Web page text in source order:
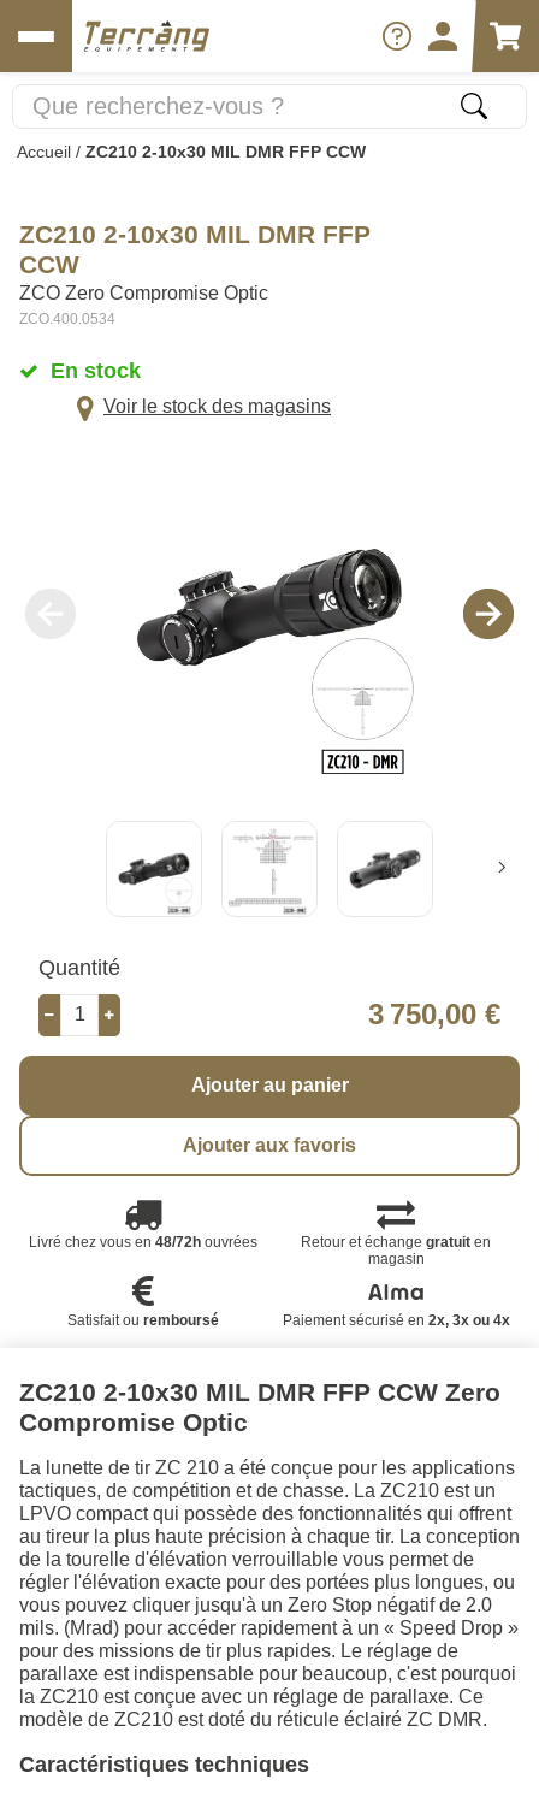
Accueil / ZC210 2-10x30 MIL DMR FFP CCW
ZC210 2-10x30 MIL DMR FFP
CCW
ZCO Zero Compromise Optic
ZCO.400.0534
En stock
Voir le stock des magasins
Quantité
3 750,00 €
Ajouter au panier
Ajouter aux favoris
Livré chez vous en 48/72houvrées Retour et échangegratuit en
magasin
Satisfait ou remboursé Paiement sécurisé en 2x, 3x ou 4x
ZC210 2-10x30 MIL DMR FFP CCW Zero
Compromise Optic
La lunette de tir ZC 210 a été conçue pour les applications
tactiques, de compétition et de chasse. La ZC210 est un
LPVO compact qui possède des fonctionnalités qui offrent
au tireur la plus haute précision à chaque tir. La conception
de la tourelle d'élévation verrouillable vous permet de
régler l'élévation exacte pour des portées plus longues, ou
vous pouvez cliquer jusqu'à un Zero Stop négatif de 2.0
mils. (Mrad) pour accéder rapidement à un « Speed Drop »
pour des missions de tir plus rapides. Le réglage de
parallaxe est indispensable pour beaucoup, c'est pourquoi
la ZC210 est conçue avec un réglage de parallaxe. Ce
modèle de ZC210 est doté du réticule éclairé ZC DMR.
Caractéristiques techniques